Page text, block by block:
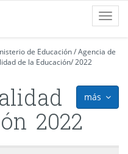
de Educación/Agencia de
de la Educación/2022
más
2022